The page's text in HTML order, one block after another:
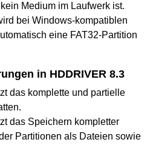
Medium im Laufwerk ist.
bei Windows-kompatiblen
eine FAT32-Partition
in HDDRIVER 8.3
das komplette und partielle
das Speichern kompletter
Partitionen als Dateien sowie